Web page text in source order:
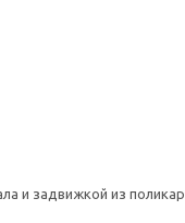
и задвижкой из